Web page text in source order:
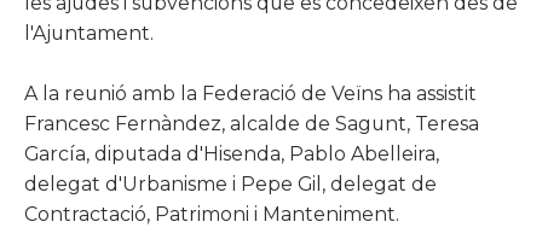
l'Ajuntament.
A la reunió amb la Federació de Veïns ha assistit
Francesc Fernàndez, alcalde de Sagunt, Teresa
García, diputada d'Hisenda, Pablo Abelleira,
delegat d'Urbanisme i Pepe Gil, delegat de
Contractació, Patrimoni i Manteniment.